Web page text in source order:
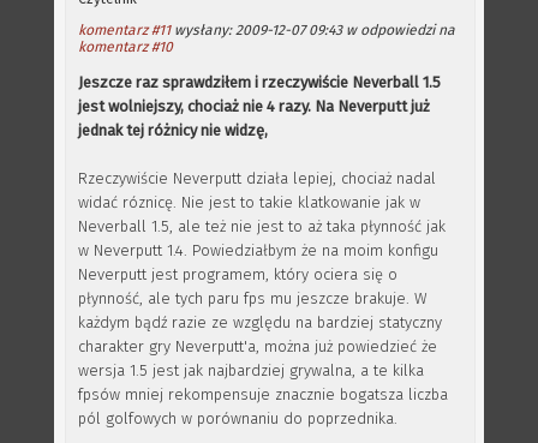
komentarz #11wysłany: 2009-12-07 09:43 w odpowiedzi na
komentarz #10
Jeszcze raz sprawdziłem i rzeczywiście Neverball 1.5
jest wolniejszy, chociaż nie 4 razy. Na Neverputt już
jednak tej różnicy nie widzę,
Rzeczywiście Neverputt działa lepiej, chociaż nadal
widać róznicę. Nie jest to takie klatkowanie jak w
Neverball 1.5, ale też nie jest to aż taka płynność jak
w Neverputt 1.4. Powiedziałbym że na moim konfigu
Neverputt jest programem, który ociera się o
płynność, ale tych paru fps mu jeszcze brakuje. W
każdym bądź razie ze względu na bardziej statyczny
charakter gry Neverputt'a, można już powiedzieć że
wersja 1.5 jest jak najbardziej grywalna, a te kilka
fpsów mniej rekompensuje znacznie bogatsza liczba
pól golfowych w porównaniu do poprzednika.